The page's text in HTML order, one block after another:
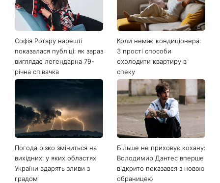
Софія Ротару нарешті
показалася публіці: як зараз
виглядає легендарна 79-
річна співачка
Коли немає кондиціонера:
3 прості способи
охолодити квартиру в
спеку
Погода різко зміниться на
вихідних: у яких областях
України вдарять зливи з
градом
Більше не приховує кохану:
Володимир Дантес вперше
відкрито показався з новою
обраницею